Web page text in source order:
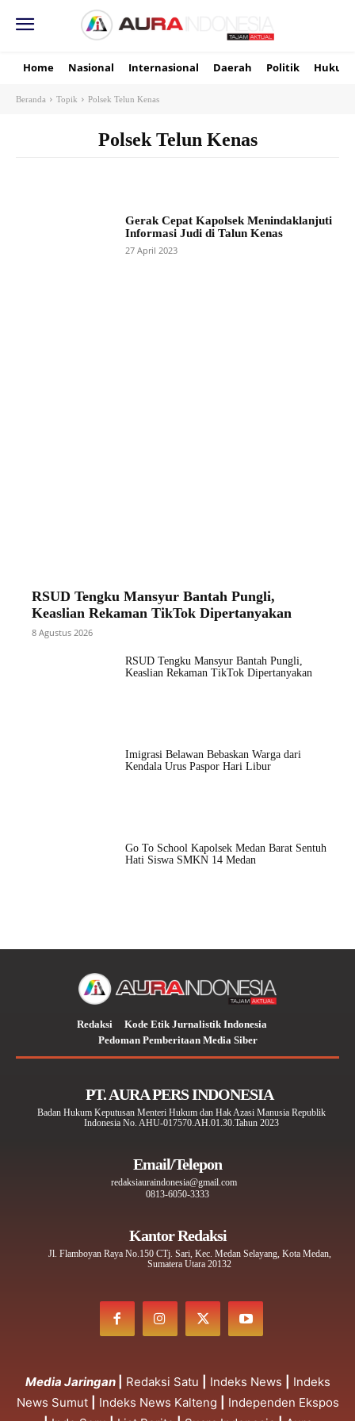
Home Nasional Internasional Daerah Politik Hukum
Beranda Topik Polsek Telun Kenas
Polsek Telun Kenas
Gerak Cepat Kapolsek Menindaklanjuti
Informasi Judi di Talun Kenas
27 April 2023
RSUD Tengku Mansyur Bantah Pungli,
Keaslian Rekaman TikTok Dipertanyakan
8 Agustus 2026
RSUD Tengku Mansyur Bantah Pungli,
Keaslian Rekaman TikTok Dipertanyakan
Imigrasi Belawan Bebaskan Warga dari
Kendala Urus Paspor Hari Libur
Go To School Kapolsek Medan Barat Sentuh
Hati Siswa SMKN 14 Medan
Redaksi
Kode Etik Jurnalistik Indonesia
Pedoman Pemberitaan Media Siber
PT. AURA PERS INDONESIA
Badan Hukum Keputusan Menteri Hukum dan Hak Azasi Manusia Republik
Indonesia No. AHU-017570.AH.01.30.Tahun 2023
Email/Telepon
redaksiauraindonesia@gmail.com
0813-6050-3333
Kantor Redaksi
Jl. Flamboyan Raya No.150 CTj. Sari, Kec. Medan Selayang, Kota Medan,
Sumatera Utara 20132
Media Jaringan Redaksi Satu Indeks News
Indeks
News Sumut
Indeks News Kalteng
Independen Ekspos